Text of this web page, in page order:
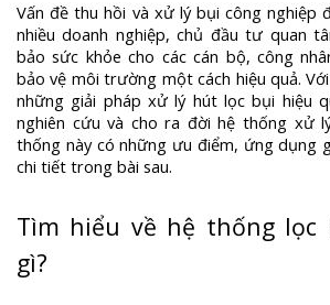
Vấn đề thu hồi và xử lý bụi công nghiệp
nhiều doanh nghiệp, chủ đầu tư quan
bảo sức khỏe cho các cán bộ, công
bảo vệ môi trường một cách hiệu quả.
những giải pháp xử lý hút lọc bụi hiệu
nghiên cứu và cho ra đời hệ thống xử
thống này có những ưu điểm, ứng dụng
chi tiết trong bài sau.
Tìm hiểu về hệ thống
gì?